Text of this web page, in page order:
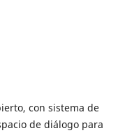
con sistema de
de diálogo para